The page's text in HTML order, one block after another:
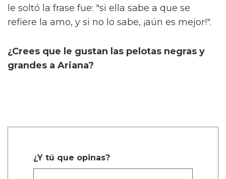
le soltó la frase fue: "si ella sabe a que se
refiere la amo, y si no lo sabe, ¡aún es mejor!".
¿Crees que le gustan las pelotas negras y
grandes a Ariana?
¿Y tú que opinas?